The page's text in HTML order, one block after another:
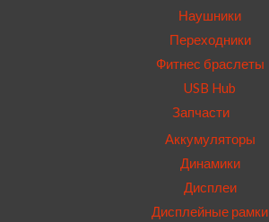
Наушники
Переходники
Фитнес браслеты
USB Hub
Запчасти
Аккумуляторы
Динамики
Дисплеи
Дисплейные рамки